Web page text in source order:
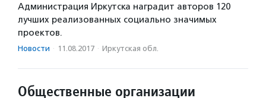
Администрация Иркутска наградит авторов 120
лучших реализованных социально значимых
проектов.
Новости · 11.08.2017 · Иркутская обл.
Общественные организации